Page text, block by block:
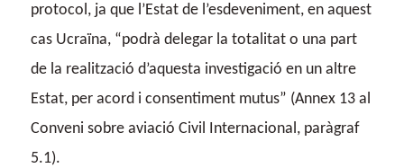
protocol, ja que l’Estat de l’esdeveniment, en aquest
cas Ucraïna, “podrà delegar la totalitat o una part
de la realització d’aquesta investigació en un altre
Estat, per acord i consentiment mutus” (Annex 13 al
Conveni sobre aviació Civil Internacional, paràgraf
5.1).